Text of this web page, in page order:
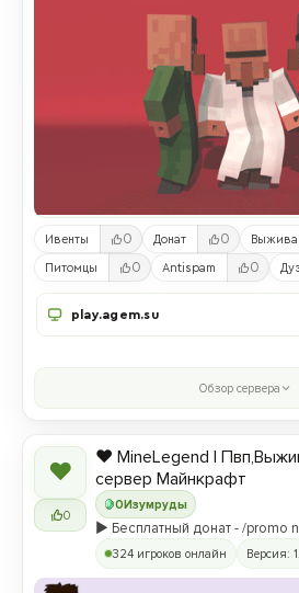
Ивенты 0 Донат 0
Питомцы 0 Antispam 0
play.agem.su
Обзор сервера
❤
0
0Изумруды
❤️ MineLegend |
сервер Майнкрафт
▶️ Бесплатный донат - /promo
324 игроков онлайн Версия: